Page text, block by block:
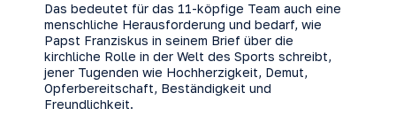
Das bedeutet für das 11-köpfige Team auch eine
menschliche Herausforderung und bedarf, wie
Papst Franziskus in seinem Brief über die
kirchliche Rolle in der Welt des Sports schreibt,
jener Tugenden wie Hochherzigkeit, Demut,
Opferbereitschaft, Beständigkeit und
Freundlichkeit.